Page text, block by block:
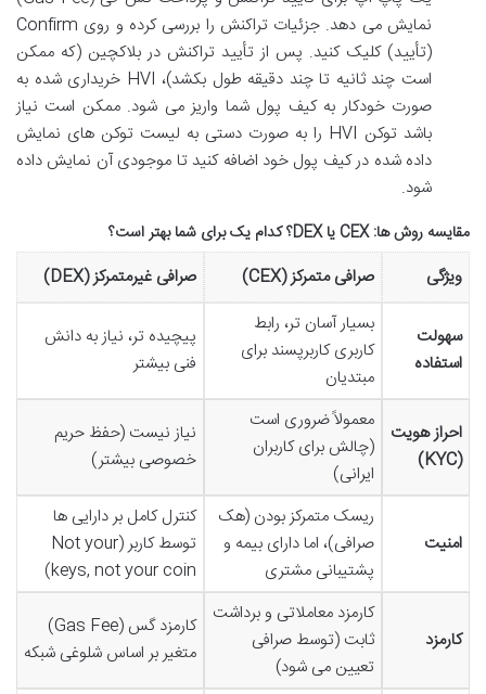
نمایش می دهد. جزئیات تراکنش را بررسی کرده و روی Confirm
(تأیید) کلیک کنید. پس از تأیید تراکنش در بلاکچین (که ممکن
است چند ثانیه تا چند دقیقه طول بکشد)، HVI خریداری شده به
صورت خودکار به کیف پول شما واریز می شود. ممکن است نیاز
باشد توکن HVI را به صورت دستی به لیست توکن های نمایش
داده شده در کیف پول خود اضافه کنید تا موجودی آن نمایش داده
شود.
مقایسه روش ها: CEX یا DEX؟ کدام یک برای شما بهتر است؟
ویژگی صرافی متمرکز (CEX) صرافی غیرمتمرکز (DEX)
سهولت
استفاده
بسیار آسان تر، رابط
کاربری کاربرپسند برای
مبتدیان
پیچیده تر، نیاز به دانش
فنی بیشتر
احراز هویت
(KYC)
معمولاً ضروری است
(چالش برای کاربران
ایرانی)
نیاز نیست (حفظ حریم
خصوصی بیشتر)
امنیت
ریسک متمرکز بودن (هک
صرافی)، اما دارای بیمه و
پشتیبانی مشتری
کنترل کامل بر دارایی ها
توسط کاربر (Not your
keys, not your coin)
کارمزد
کارمزد معاملاتی و برداشت
ثابت (توسط صرافی
تعیین می شود)
کارمزد گس (Gas Fee)
متغیر بر اساس شلوغی شبکه